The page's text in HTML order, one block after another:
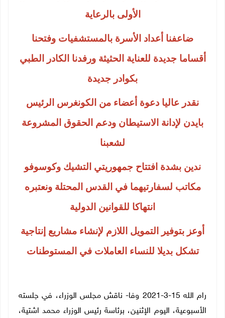
الأولى بالرعاية
ضاعفنا أعداد الأسرة بالمستشفيات وفتحنا
أقساما جديدة للعناية الحثيثة ورفدنا الكادر الطبي
بكوادر جديدة
نقدر عاليا دعوة أعضاء من الكونغرس الرئيس
بايدن لإدانة الاستيطان ودعم الحقوق المشروعة
لشعبنا
ندين بشدة افتتاح جمهوريتي التشيك وكوسوفو
مكاتب لسفارتيهما في القدس المحتلة ونعتبره
انتهاكا للقوانين الدولية
أوعز بتوفير التمويل اللازم لإنشاء مشاريع إنتاجية
تشكل بديلا للنساء العاملات في المستوطنات
رام الله 15-3-2021 وفا- ناقش مجلس الوزراء، في جلسته
الأسبوعية، اليوم الإثنين، برئاسة رئيس الوزراء محمد اشتية،